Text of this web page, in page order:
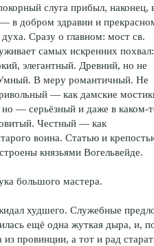
слуга прибыл, наконец,
в добром здравии и
Сразу о главном: мост св.
самых искренних похвал:
элегантный. Древний, но не
В меру романтичный. Не
— как дамские
но — серьёзный и даже в каком-
Честный — как
воина. Статью и
князьями Вогельвейде.
большого мастера.
худшего. Служебные
ещё одна жуткая дыра, и,
провинции, а тот и рад